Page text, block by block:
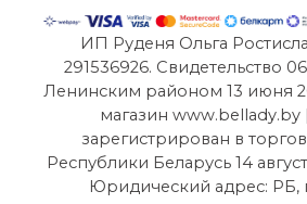
ИП Руденя Ольга
291536926. Свидетельство
Ленинским районом 13 июня
магазин www.bellady.by
зарегистрирован в
Республики Беларусь 14
Юридический адрес: РБ,